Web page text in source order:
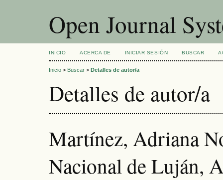
Open Journal
INICIO ACERCA DE INICIAR SESIÓN BUSCAR
Inicio > Buscar > Detalles de autor/a
Detalles de autor/a
Martínez, Adriana
Nacional de Luján,